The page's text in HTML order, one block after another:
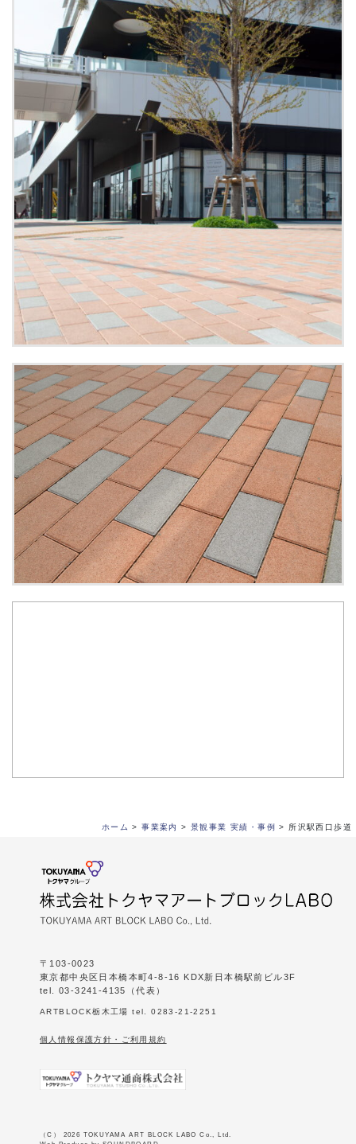
ホーム >事業案内 > 景観事業 実績・事例 > 所沢駅西口歩道
〒103-0023
東京都中央区日本橋本町4-8-16 KDX新日本橋駅前ビル3F
tel. 03-3241-4135（代表）
ARTBLOCK栃木工場 tel. 0283-21-2251
個人情報保護方針・ご利用規約
（C） 2026 TOKUYAMA ART BLOCK LABO Co., Ltd.